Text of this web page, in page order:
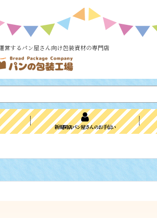
営するパン屋さん向け包装資材の専門店
新規開店パン屋さんのお手伝い